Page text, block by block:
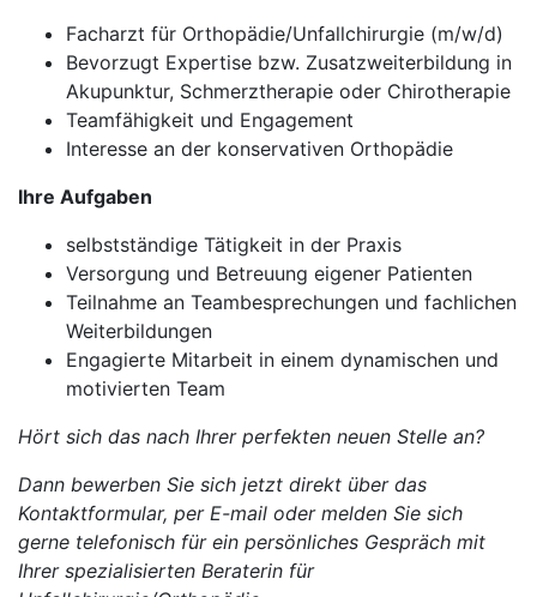
Facharzt für Orthopädie/Unfallchirurgie (m/w/d)
Bevorzugt Expertise bzw. Zusatzweiterbildung in
Akupunktur, Schmerztherapie oder Chirotherapie
Teamfähigkeit und Engagement
Interesse an der konservativen Orthopädie
Ihre Aufgaben
selbstständige Tätigkeit in der Praxis
Versorgung und Betreuung eigener Patienten
Teilnahme an Teambesprechungen und fachlichen
Weiterbildungen
Engagierte Mitarbeit in einem dynamischen und
motivierten Team
Hört sich das nach Ihrer perfekten neuen Stelle an?
Dann bewerben Sie sich jetzt direkt über das
Kontaktformular, per E-mail oder melden Sie sich
gerne telefonisch für ein persönliches Gespräch mit
Ihrer spezialisierten Beraterin für